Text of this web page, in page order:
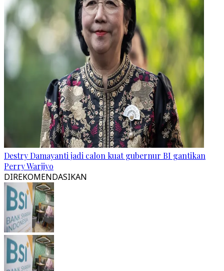
Destry Damayanti jadi calon kuat gubernur BI gantikan
Perry Warjiyo
DIREKOMENDASIKAN